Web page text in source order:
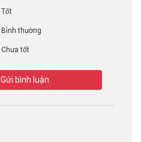
Tốt
Bình thường
Chưa tốt
Gửi bình luận